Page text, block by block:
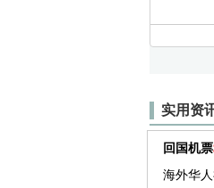
实用资
回国机票
海外华